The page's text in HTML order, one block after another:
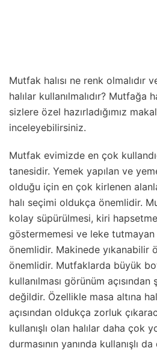
Mutfak halısı ne renk olmalıdır
halılar kullanılmalıdır? Mutfağa
sizlere özel hazırladığımız
inceleyebilirsiniz.
Mutfak evimizde en çok
tanesidir. Yemek yapılan ve
olduğu için en çok kirlenen
halı seçimi oldukça önemlidir.
kolay süpürülmesi, kiri
göstermemesi ve leke
önemlidir. Makinede yıkanabilir
önemlidir. Mutfaklarda büyük
kullanılması görünüm açısından
değildir. Özellikle masa altına
açısından oldukça zorluk
kullanışlı olan halılar daha çok
durmasının yanında kullanışlı